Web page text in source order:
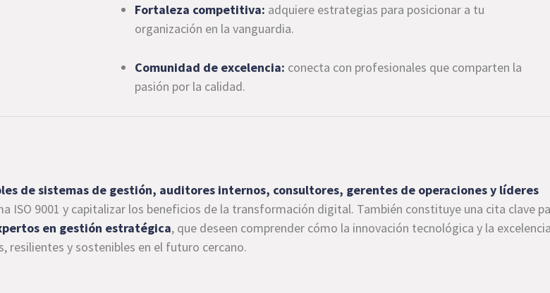
Fortaleza competitiva: adquiere estrategias para posicionar a tu
organización en la vanguardia.
Comunidad de excelencia: conecta con profesionales que comparten la
pasión por la calidad.
de sistemas de gestión, auditores internos, consultores, gerentes de operaciones y líderes
ISO 9001 y capitalizar los beneficios de la transformación digital. También constituye una cita clave
en gestión estratégica, que deseen comprender cómo la innovación tecnológica y la
resilientes y sostenibles en el futuro cercano.